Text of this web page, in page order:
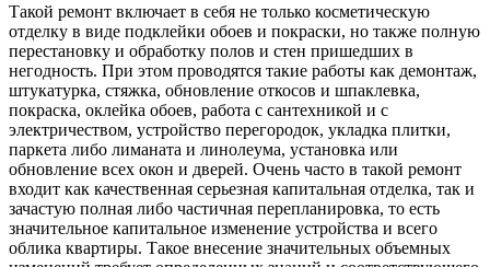
Такой ремонт включает в себя не только косметическую
отделку в виде подклейки обоев и покраски, но также полную
перестановку и обработку полов и стен пришедших в
негодность. При этом проводятся такие работы как демонтаж,
штукатурка, стяжка, обновление откосов и шпаклевка,
покраска, оклейка обоев, работа с сантехникой и с
электричеством, устройство перегородок, укладка плитки,
паркета либо лиманата и линолеума, установка или
обновление всех окон и дверей. Очень часто в такой ремонт
входит как качественная серьезная капитальная отделка, так и
зачастую полная либо частичная перепланировка, то есть
значительное капитальное изменение устройства и всего
облика квартиры. Такое внесение значительных объемных